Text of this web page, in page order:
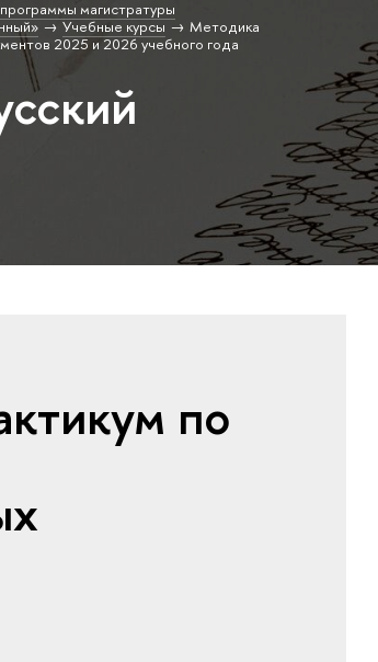
магистратуры
Учебные курсы
Методика
2025 и 2026 учебного года
по